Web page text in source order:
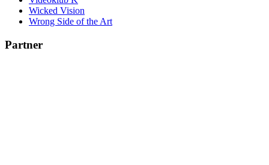
Wicked Vision
Wrong Side of the Art
Partner